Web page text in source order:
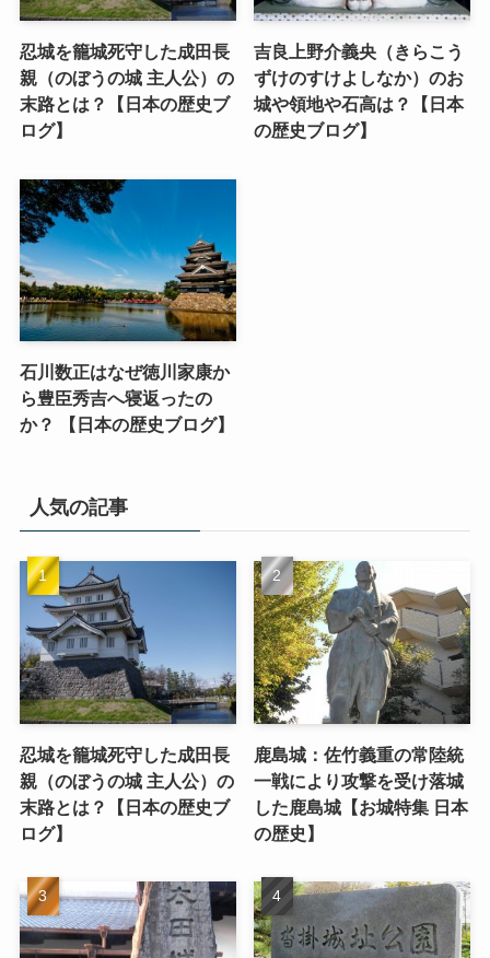
忍城を籠城死守した成田長
親（のぼうの城 主人公）の
末路とは？【日本の歴史ブ
ログ】
吉良上野介義央（きらこう
ずけのすけよしなか）のお
城や領地や石高は？【日本
の歴史ブログ】
石川数正はなぜ徳川家康か
ら豊臣秀吉へ寝返ったの
か？ 【日本の歴史ブログ】
人気の記事
忍城を籠城死守した成田長
親（のぼうの城 主人公）の
末路とは？【日本の歴史ブ
ログ】
鹿島城：佐竹義重の常陸統
一戦により攻撃を受け落城
した鹿島城【お城特集 日本
の歴史】